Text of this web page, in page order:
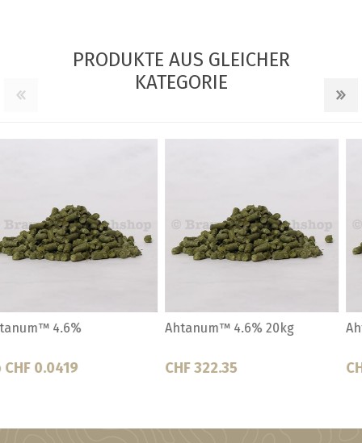
PRODUKTE AUS GLEICHER
KATEGORIE
Ahtanum™ 4.6% 5kg
CHF 125.45
Alora 8.3%
Ab CHF 0.063